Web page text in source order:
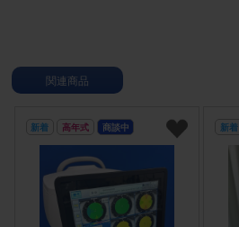
関連商品
新着 高年式 商談中 新着